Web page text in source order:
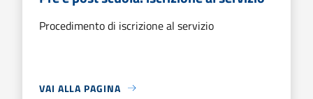
Procedimento di iscrizione al servizio
VAI ALLA PAGINA